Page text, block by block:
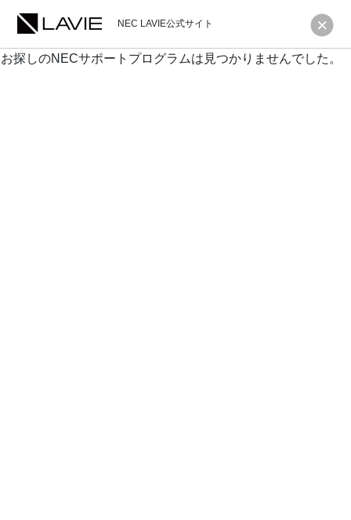
NEC LAVIE公式サイト
お探しのNECサポートプログラムは見つかりませんでした。